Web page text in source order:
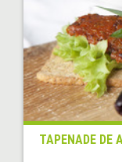
TAPENADE DE